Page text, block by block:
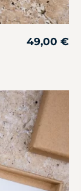
49,00 €